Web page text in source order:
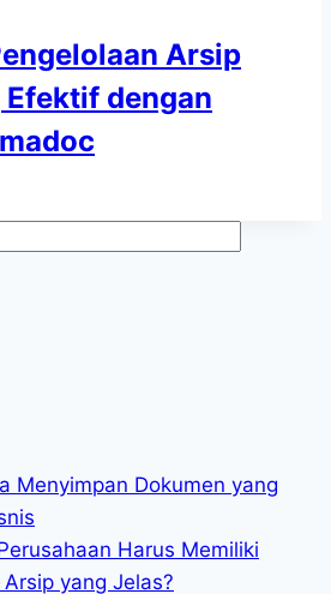
Arsip
dengan
Menyimpan Dokumen yang
Harus Memiliki
yang Jelas?